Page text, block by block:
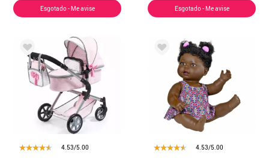
Esgotado - Me avise Esgotado - Me avise
4.53/5.00 4.53/5.00